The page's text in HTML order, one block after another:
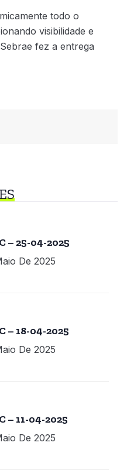
todo o
visibilidade e
fez a entrega
– 25-04-2025
De 2025
– 18-04-2025
De 2025
– 11-04-2025
De 2025